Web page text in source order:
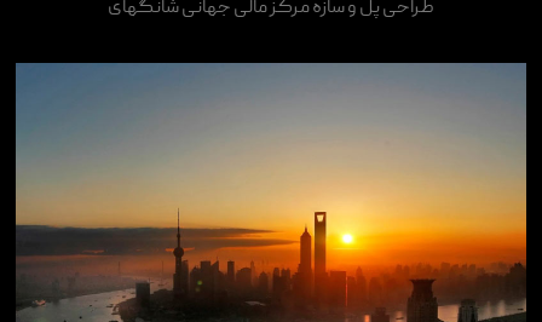
طراحی پل و سازه مرکز مالی جهانی شانگهای